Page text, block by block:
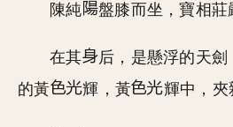
陳純 盤膝而坐，寶相莊
在其
后，是懸浮的天
的黃
輝，黃 輝中，夾